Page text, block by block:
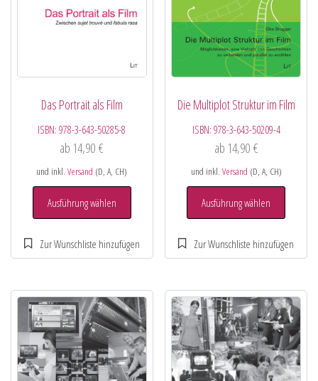
Das Portrait als Film
ISBN:978-3-643-50285-8
ab 14,90€
und inkl.Versand (D, A, CH)
Ausführung wählen
Die Multiplot Struktur im Film
ISBN: 978-3-643-50209-4
ab 14,90 €
und inkl. Versand (D, A, CH)
Ausführung wählen